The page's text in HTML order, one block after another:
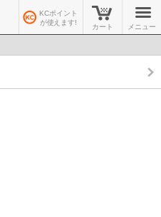
KCポイント
が使えます!
カート メニュー